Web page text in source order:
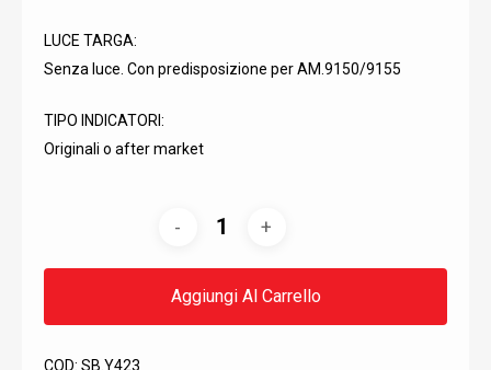
LUCE TARGA:
Senza luce. Con predisposizione per AM.9150/9155
TIPO INDICATORI:
Originali o after market
Aggiungi Al Carrello
COD: SB.Y423